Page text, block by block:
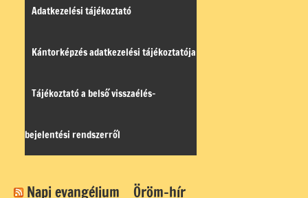
Adatkezelési tájékoztató
Kántorképzés adatkezelési tájékoztatója
Tájékoztató a belső visszaélés-
bejelentési rendszerről
Napi evangélium Öröm-hír